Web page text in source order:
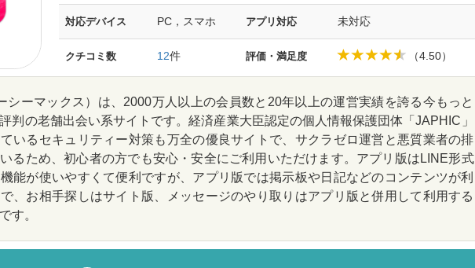
対応デバイス PC，スマホ アプリ対応 未対応
クチコミ数 12件 評価・満足度 （4.50）
シーマックス）は、2000万人以上の会員数と20年以上の運営実績を誇る今もっと
判の老舗出会い系サイトです。経済産業大臣認定の個人情報保護団体「JAPHIC」
いるセキュリティー対策も万全の優良サイトで、サクラゼロ運営と悪質業者の排
るため、初心者の方でも安心・安全にご利用いただけます。アプリ版はLINE形式
能が使いやすくて便利ですが、アプリ版では掲示板や日記などのコンテンツが利
、お相手探しはサイト版、メッセージのやり取りはアプリ版と併用して利用する
す。